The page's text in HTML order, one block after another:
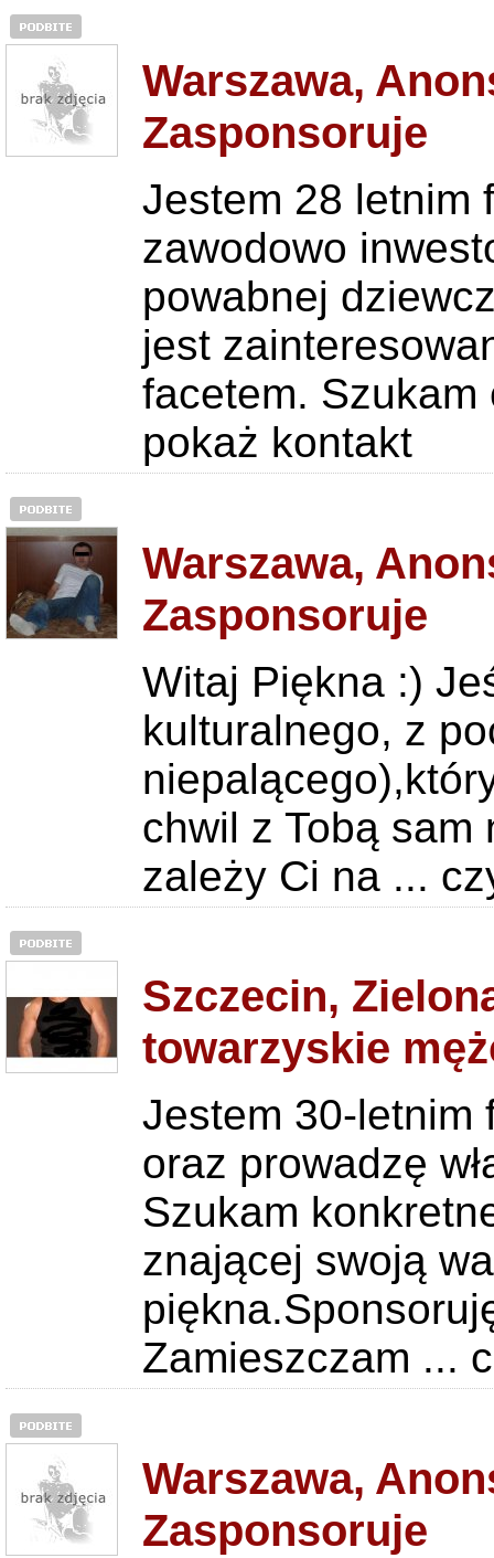
Warszawa,
Zasponsoruje
Jestem 28 letnim
zawodowo
powabnej
jest
facetem.
pokaż kontakt
Warszawa,
Zasponsoruje
Witaj Piękna :)
kulturalnego, z
chwil z Tobą sam
zależy Ci na ...
Szczecin,
towarzyskie
Jestem 30-letnim
oraz prowadzę
Szukam
znającej swoją
Zamieszczam ...
Warszawa,
Zasponsoruje